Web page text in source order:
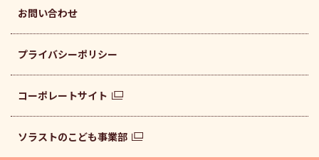
お問い合わせ
プライバシーポリシー
コーポレートサイト
ソラストのこども事業部